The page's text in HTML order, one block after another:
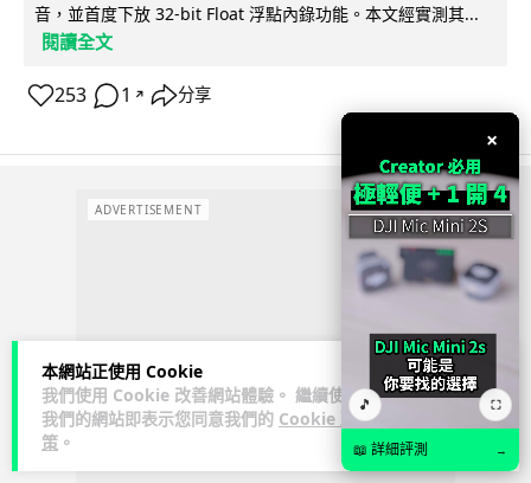
本網站正使用 Cookie
我們使用 Cookie 改善網站體驗。 繼續使用
我們的網站即表示您同意我們的 Cookie 政
策 。
音，並首度下放 32-bit Float 浮點內錄功能。本文經實測其...
閱讀全文
253 1 ↗ 分享
ADVERTISEMENT
×
🎵 ⛶
📖 詳細評測 →